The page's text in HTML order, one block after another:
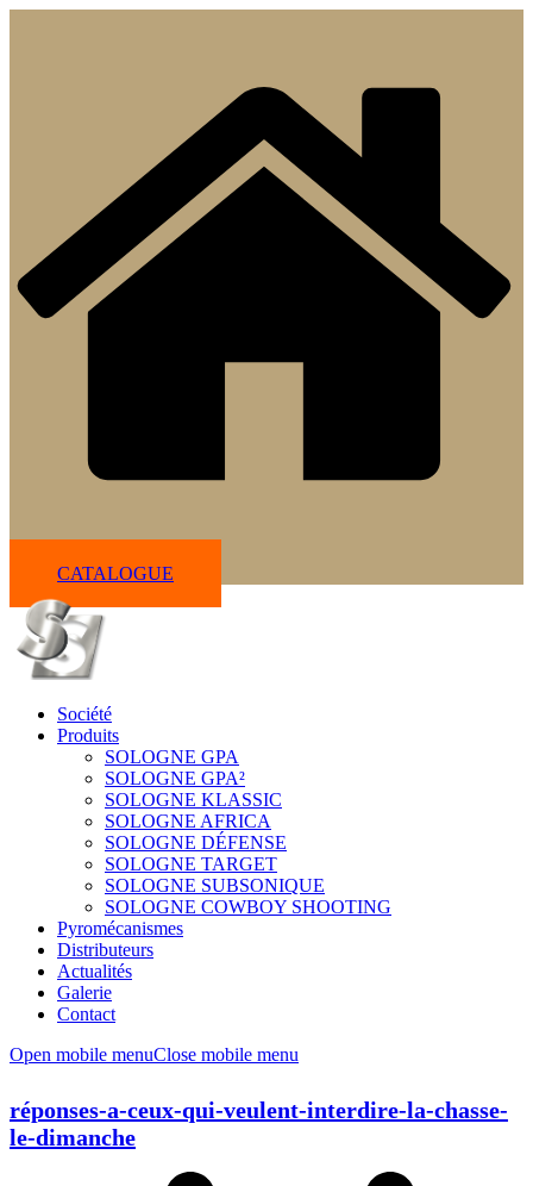
CATALOGUE
Société
Produits
SOLOGNE GPA
SOLOGNE GPA²
SOLOGNE KLASSIC
SOLOGNE AFRICA
SOLOGNE DÉFENSE
SOLOGNE TARGET
SOLOGNE SUBSONIQUE
SOLOGNE COWBOY SHOOTING
Pyromécanismes
Distributeurs
Actualités
Galerie
Contact
Open mobile menuClose mobile menu
réponses-a-ceux-qui-veulent-interdire-la-chasse-
le-dimanche